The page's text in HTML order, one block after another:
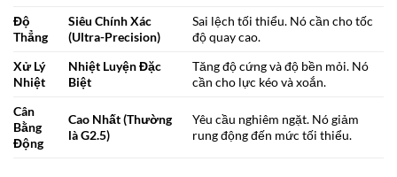
Độ
Thẳng
Siêu Chính Xác
(Ultra-Precision)
Sai lệch tối thiểu. Nó cần cho tốc
độ quay cao.
Xử Lý
Nhiệt
Nhiệt Luyện Đặc
Biệt
Tăng độ cứng và độ bền mỏi. Nó
cần cho lực kéo và xoắn.
Cân
Bằng
Động
Cao Nhất (Thường
là G2.5)
Yêu cầu nghiêm ngặt. Nó giảm
rung động đến mức tối thiểu.